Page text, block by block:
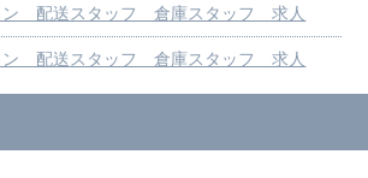
配送スタッフ 倉庫スタッフ 求人
配送スタッフ 倉庫スタッフ 求人